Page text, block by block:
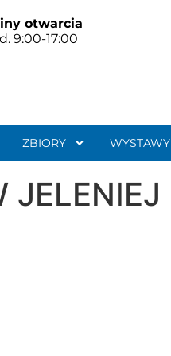
otwarcia
9:00-17:00
ZBIORY WYSTAWY
JELENIEJ